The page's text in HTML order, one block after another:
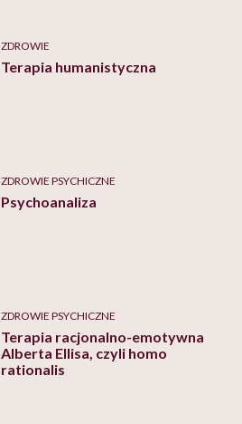
ZDROWIE
Terapia humanistyczna
ZDROWIE PSYCHICZNE
Psychoanaliza
ZDROWIE PSYCHICZNE
Terapia racjonalno-emotywna
Alberta Ellisa, czyli homo
rationalis